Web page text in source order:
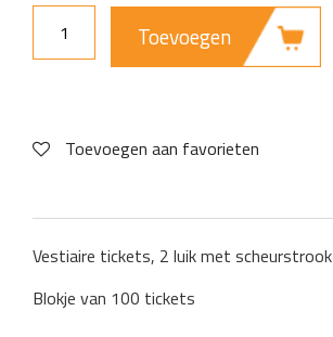
Toevoegen
Toevoegen aan favorieten
Vestiaire tickets, 2 luik met scheurstrook
Blokje van 100 tickets